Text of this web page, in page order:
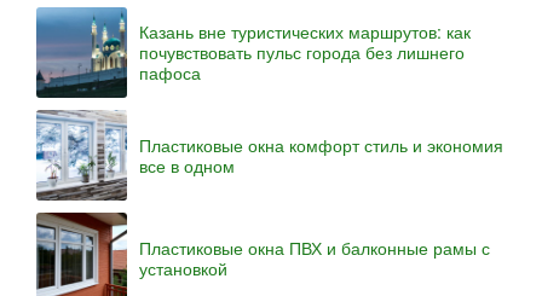
Казань вне туристических маршрутов: как
почувствовать пульс города без лишнего
пафоса
Пластиковые окна комфорт стиль и экономия
все в одном
Пластиковые окна ПВХ и балконные рамы с
установкой